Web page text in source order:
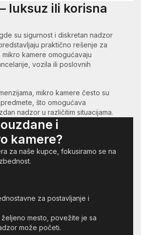
luksuz ili korisna
su sigurnost i diskretan nadzor
praktično rešenje za
kamere omogućavaju
vozila ili poslovnih
mikro kamere često su
što omogućava
nadzor u različitim situacijama.
i
kamere?
za naše kupce, fokusiramo se na
za postavljanje i
mesto, povežite je sa
može početi.